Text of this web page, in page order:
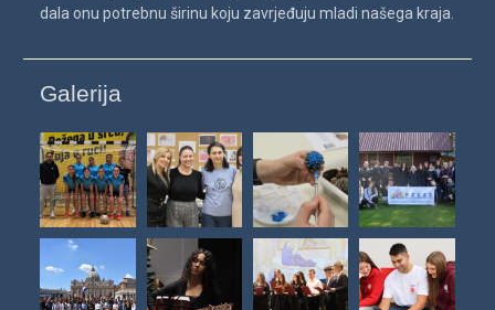
dala onu potrebnu širinu koju zavrjeđuju mladi našega kraja.
Galerija